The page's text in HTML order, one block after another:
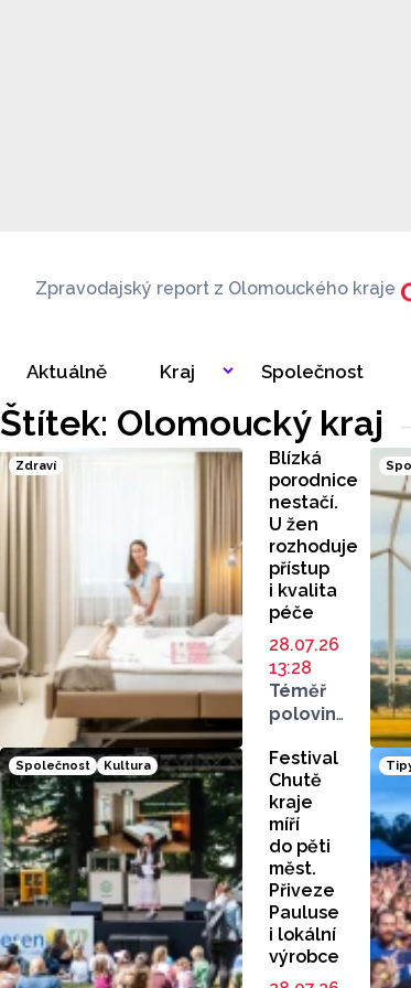
Zpravodajský report z Olomouckého kraje
Aktuálně Kraj Společnost
Štítek: Olomoucký kraj
Zdraví
Blízká
porodnice
nestačí.
U žen
rozhoduje
přístup
i kvalita
péče
28.07.26
13:28
Téměř
polovina
považuje
za ideální
porodnici
dostupnou
do 30
minut
od domova.
Samotná
blízkost
ale
Společnost Kultura
Festival
Chutě
kraje
míří
do pěti
měst.
Přiveze
Pauluse
i lokální
výrobce